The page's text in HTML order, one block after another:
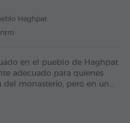
Haghpat
en el pueblo de Haghpat
adecuado para quienes
del monasterio, pero en un…